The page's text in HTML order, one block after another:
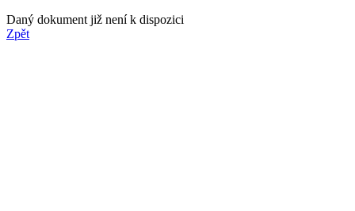
Daný dokument již není k dispozici
Zpět